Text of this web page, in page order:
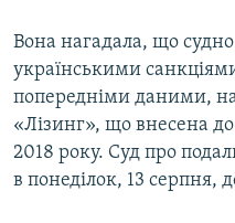
Вона нагадала, що судно
українськими
попередніми даними,
«Лізинг», що внесена
2018 року. Суд про
в понеділок, 13 серпня,